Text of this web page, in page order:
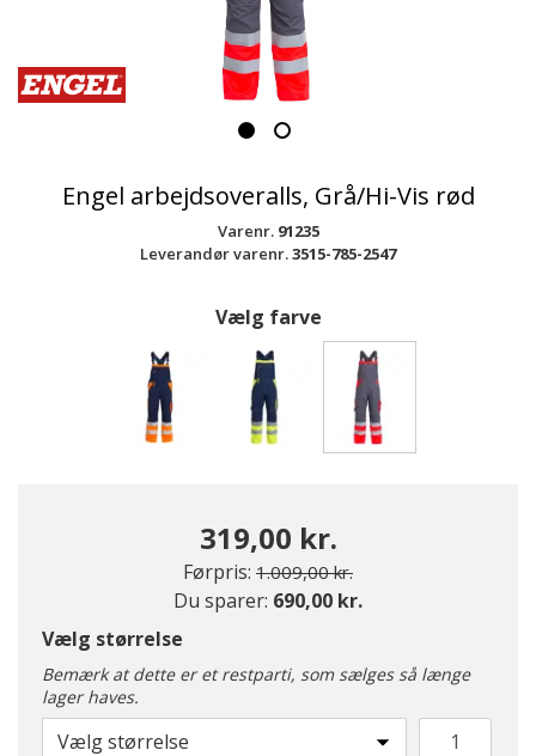
Engel arbejdsoveralls, Grå/Hi-Vis rød
Varenr. 91235
Leverandør varenr.3515-785-2547
Vælg farve
319,00 kr.
Førpris: Pris nedsat fra
1.009,00 kr.til
Du sparer: 690,00 kr.
Vælg størrelse
Bemærk at dette er et restparti, som sælges så længe
lager haves.
Vælg størrelse